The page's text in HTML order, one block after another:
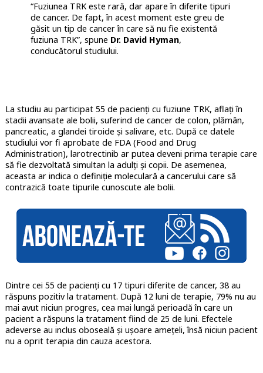
“Fuziunea TRK este rară, dar apare în diferite tipuri
de cancer. De fapt, în acest moment este greu de
găsit un tip de cancer în care să nu fie existentă
fuziuna TRK”, spune Dr. David Hyman,
conducătorul studiului.
La studiu au participat 55 de pacienți cu fuziune TRK, aflați în
stadii avansate ale bolii, suferind de cancer de colon, plămân,
pancreatic, a glandei tiroide și salivare, etc. După ce datele
studiului vor fi aprobate de FDA (Food and Drug
Administration), larotrectinib ar putea deveni prima terapie care
să fie dezvoltată simultan la adulți și copii. De asemenea,
aceasta ar indica o definiție moleculară a cancerului care să
contrazică toate tipurile cunoscute ale bolii.
Dintre cei 55 de pacienți cu 17 tipuri diferite de cancer, 38 au
răspuns pozitiv la tratament. După 12 luni de terapie, 79% nu au
mai avut niciun progres, cea mai lungă perioadă în care un
pacient a răspuns la tratament fiind de 25 de luni. Efectele
adeverse au inclus oboseală și ușoare amețeli, însă niciun pacient
nu a oprit terapia din cauza acestora.